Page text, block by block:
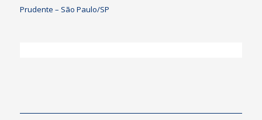
Prudente – São Paulo/SP